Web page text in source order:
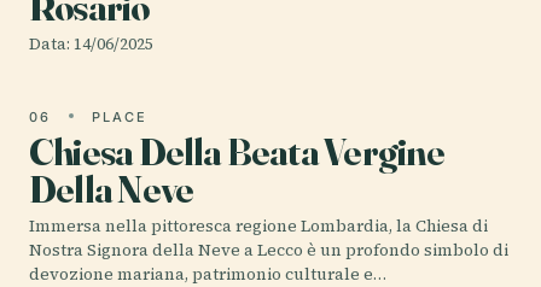
Data: 14/06/2025
06 PLACE
Chiesa Della Beata Vergine
Della Neve
Immersa nella pittoresca regione Lombardia, la Chiesa di
Nostra Signora della Neve a Lecco è un profondo simbolo di
devozione mariana, patrimonio culturale e…